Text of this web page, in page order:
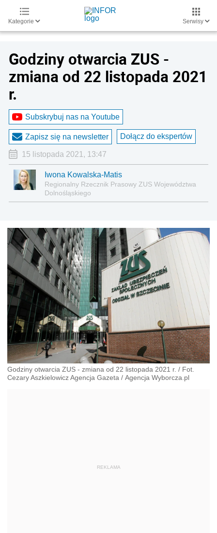
Kategorie Serwisy
Godziny otwarcia ZUS -
zmiana od 22 listopada 2021
r.
Subskrybuj nas na Youtube
Zapisz się na newsletter Dołącz do ekspertów
15 listopada 2021, 13:47
Iwona Kowalska-Matis
Regionalny Rzecznik Prasowy ZUS Województwa
Dolnośląskiego
Godziny otwarcia ZUS - zmiana od 22 listopada 2021 r. / Fot.
Cezary Aszkielowicz Agencja Gazeta / Agencja Wyborcza.pl